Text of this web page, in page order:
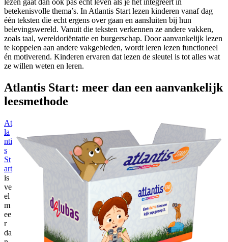
lezen gaat dan ook pas echt leven als je het integreert in
betekenisvolle thema’s. In Atlantis Start lezen kinderen vanaf dag
één teksten die echt ergens over gaan en aansluiten bij hun
belevingswereld. Vanuit die teksten verkennen ze andere vakken,
zoals taal, wereldoriëntatie en burgerschap. Door aanvankelijk lezen
te koppelen aan andere vakgebieden, wordt leren lezen functioneel
én motiverend. Kinderen ervaren dat lezen de sleutel is tot alles wat
ze willen weten en leren.
Atlantis Start: meer dan een aanvankelijk
leesmethode
At
la
nti
s
St
art
is
ve
el
m
ee
r
da